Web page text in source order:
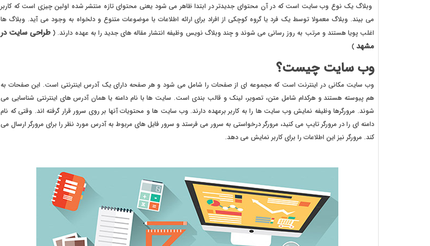
وبلاگ یک نوع وب سایت است که در آن محتوای جدیدتر در ابتدا ظاهر می شود یعنی محتوای تازه منتشر شده اولین چیزی است که کاربر
می بیند. وبلاگ معمولا توسط یک فرد یا گروه کوچکی از افراد برای ارائه اطلاعات با موضوعات متنوع و دلخواه به وجود می آید. وبلاگ ها
اغلب پویا هستند و مرتب به روز رسانی می شوند و چند وبلاگ نویس وظیفه انتشار مقاله های جدید را به عهده دارند. (طراحی سایت در
مشهد )
وب سایت چیست؟
وب سایت مکانی در اینترنت است که مجموعه ای از صفحات را شامل می شود و هر صفحه دارای یک آدرس اینترنتی است. این صفحات به
هم پیوسته هستند و هرکدام شامل متن، تصویر، لینک و قالب بندی است. سایت ها با نام دامنه یا همان آدرس های اینترنتی شناسایی می
شوند. مرورگرها وظیفه نمایش وب سایت ها را به کاربر برعهده دارند. وب سایت ها و محتویات آنها بر روی سرور قرار گرفته اند. وقتی که نام
دامنه ای را در مرورگر تایپ می کنید، مرورگر درخواستی به سرور می فرستد و سرور فایل های مربوط به آدرس مورد نظر را برای مرورگر ارسال می
کند. مرورگر نیز این اطلاعات را برای کاربر نمایش می دهد.